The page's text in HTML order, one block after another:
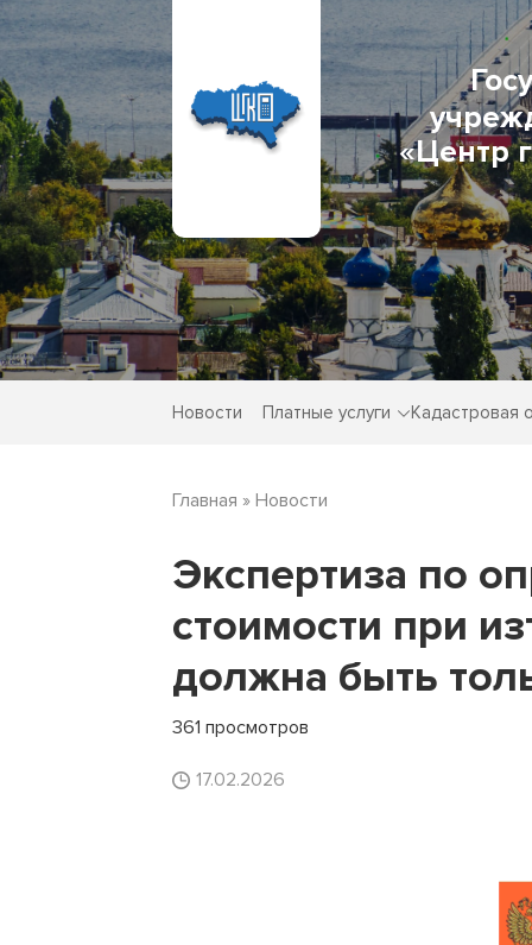
«Центр
Новости Платные услуги Кадастровая
Главная » Новости
Экспертиза по
стоимости при
должна быть
361 просмотров
17.02.2026